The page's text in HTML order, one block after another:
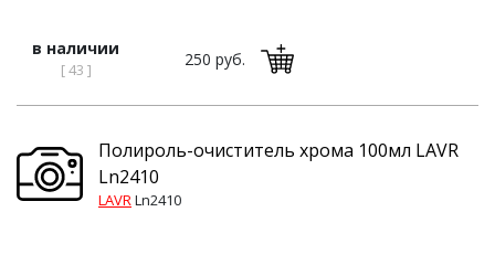
в наличии
[ 43 ]
250 руб.
Полироль-очиститель хрома 100мл LAVR
Ln2410
LAVRLn2410